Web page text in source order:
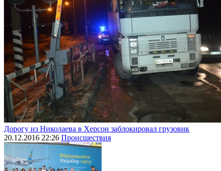
Дорогу из Николаева в Херсон заблокировал грузовик
20.12.2016 22:26 Происшествия